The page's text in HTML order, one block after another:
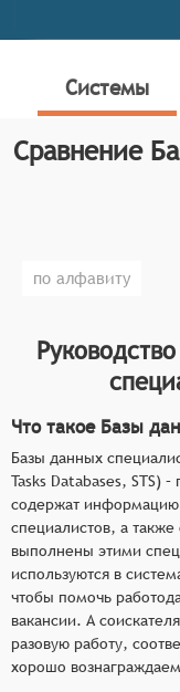
этими
используются в
сотрудников,
подходящих
БДСЗ помогают
работу,
Классификатор
для систем.
возможности
заданий
с
Создание и
указанием
Система
качества
заказчиков.
заданий.
Системы
Сравнение
по алфавиту
Что такое Базы
Базы данных
Tasks Databases, STS)
содержат
специалистов, а
выполнены этими
используются в
чтобы помочь
вакансии. А
разовую работу,
хорошо